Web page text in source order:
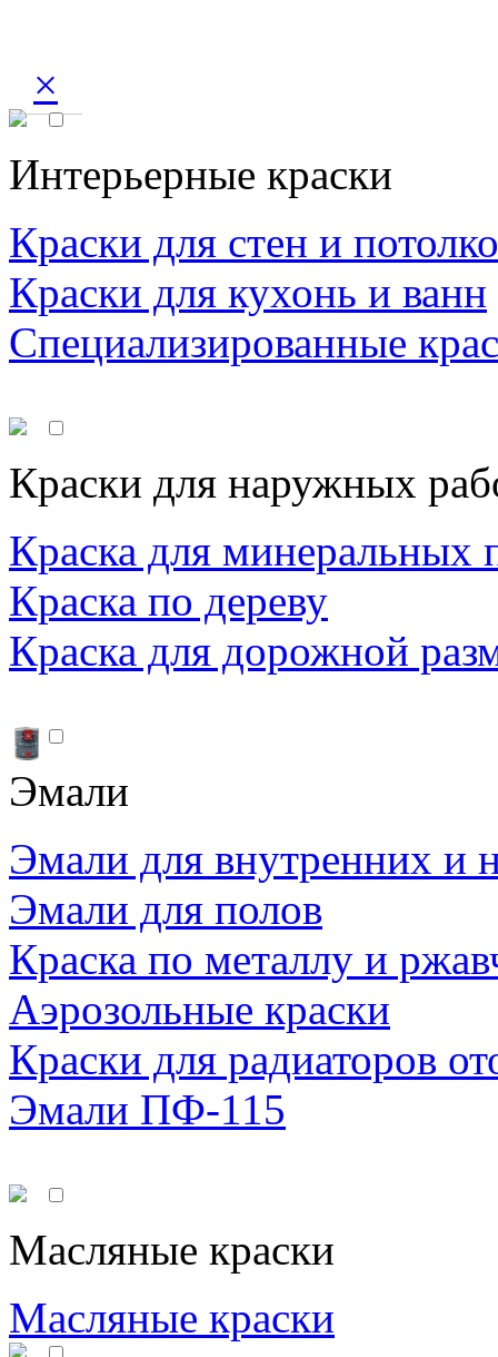
×
Интерьерные краски
Краски для стен и
Краски для кухонь и ванн
Специализированные
Краски для наружных
Краска для минеральных
Краска по дереву
Краска для дорожной
Эмали
Эмали для внутренних и
Эмали для полов
Краска по металлу и
Аэрозольные краски
Краски для радиаторов
Эмали ПФ-115
Масляные краски
Масляные краски